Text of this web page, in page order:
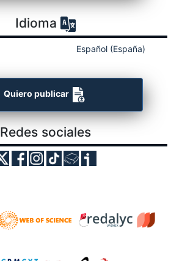
Idioma
Español (España)
Quiero publicar
Redes sociales